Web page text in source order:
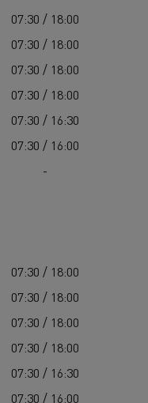
07:30 / 18:00
07:30 / 18:00
07:30 / 18:00
07:30 / 18:00
07:30 / 16:30
07:30 / 16:00
-
07:30 / 18:00
07:30 / 18:00
07:30 / 18:00
07:30 / 18:00
07:30 / 16:30
07:30 / 16:00